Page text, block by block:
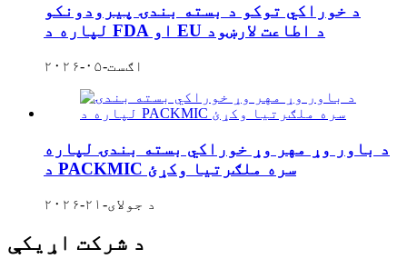
د خوراکي توکو د بسته بندۍ پیرودونکو
لپاره د FDA او EU د اطاعت لارښود
اګست-۰۵-۲۰۲۶
د باور وړ مهر وړ خوراکي بسته بندۍ لپاره
د PACKMIC سره ملګرتیا وکړئ
د جولای-۲۱-۲۰۲۶
د شرکت اړیکې